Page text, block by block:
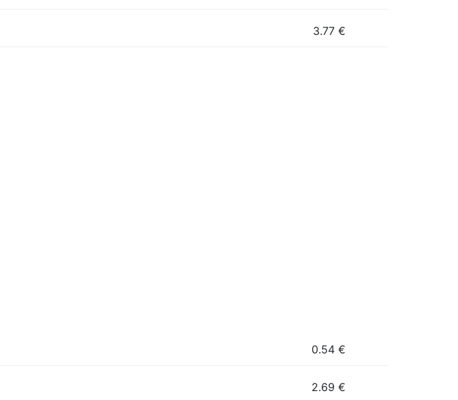
3.77 €
0.54 €
2.69 €